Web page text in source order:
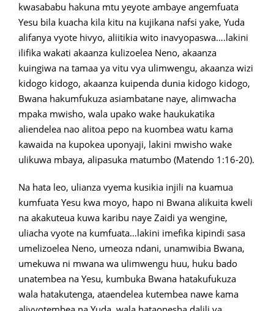
kwasababu hakuna mtu yeyote ambaye angemfuata
Yesu bila kuacha kila kitu na kujikana nafsi yake, Yuda
alifanya vyote hivyo, aliitikia wito inavyopaswa….lakini
ilifika wakati akaanza kulizoelea Neno, akaanza
kuingiwa na tamaa ya vitu vya ulimwengu, akaanza wizi
kidogo kidogo, akaanza kuipenda dunia kidogo kidogo,
Bwana hakumfukuza asiambatane naye, alimwacha
mpaka mwisho, wala upako wake haukukatika
aliendelea nao alitoa pepo na kuombea watu kama
kawaida na kupokea uponyaji, lakini mwisho wake
ulikuwa mbaya, alipasuka matumbo (Matendo 1:16-20).
Na hata leo, ulianza vyema kusikia injili na kuamua
kumfuata Yesu kwa moyo, hapo ni Bwana alikuita kweli
na akakuteua kuwa karibu naye Zaidi ya wengine,
uliacha vyote na kumfuata…lakini imefika kipindi sasa
umelizoelea Neno, umeoza ndani, unamwibia Bwana,
umekuwa ni mwana wa ulimwengu huu, huku bado
unatembea na Yesu, kumbuka Bwana hatakufukuza
wala hatakutenga, ataendelea kutembea nawe kama